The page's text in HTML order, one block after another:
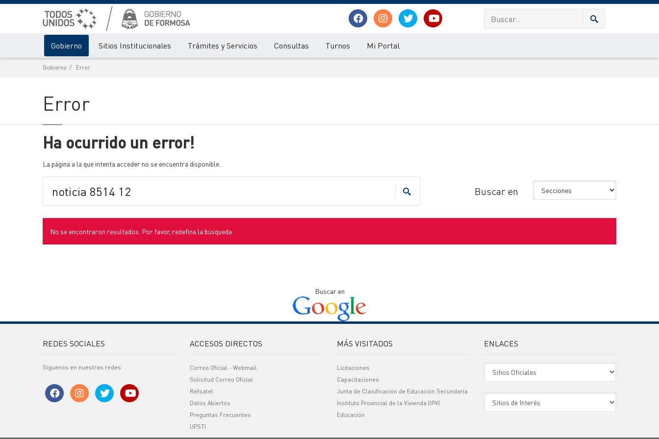
Gobierno Sitios Institucionales Trámites y Servicios Consultas Turnos Mi Portal
Gobierno Error
Error
Ha ocurrido un error!
La página a la que intenta acceder no se encuentra disponible.
Buscar en
No se encontraron resultados. Por favor, redefina la búsqueda.
Buscar en
REDES SOCIALES
Síguenos en nuestras redes
ACCESOS DIRECTOS
Correo Oficial - Webmail
Solicitud Correo Oficial
Refsatel
Datos Abiertos
Preguntas Frecuentes
UPSTI
MÁS VISITADOS
Licitaciones
Capacitaciones
Junta de Clasificación de Educación Secundaria
Instituto Provincial de la Vivienda (IPV)
Educación
ENLACES